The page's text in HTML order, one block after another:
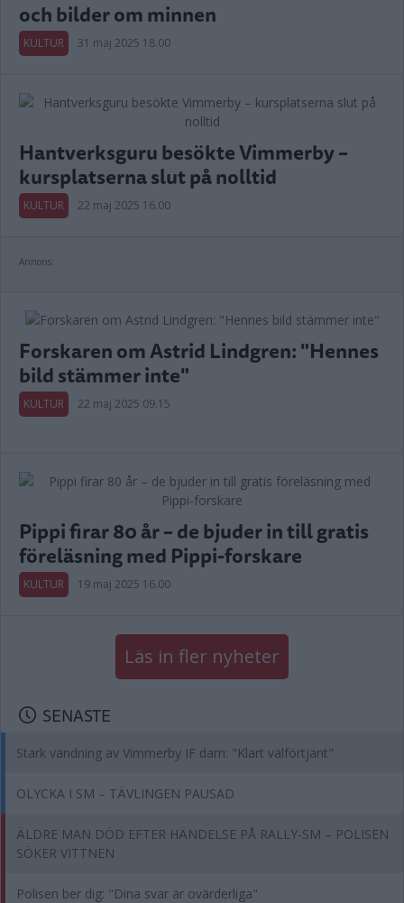
och bilder om minnen
KULTUR 31 maj 2025 18.00
Hantverksguru besökte Vimmerby –
kursplatserna slut på nolltid
KULTUR 22 maj 2025 16.00
Annons:
Forskaren om Astrid Lindgren: "Hennes
bild stämmer inte"
KULTUR 22 maj 2025 09.15
Pippi firar 80 år – de bjuder in till gratis
föreläsning med Pippi-forskare
KULTUR 19 maj 2025 16.00
Läs in fler nyheter
SENASTE
Stark vändning av Vimmerby IF dam: "Klart välförtjänt"
OLYCKA I SM – TÄVLINGEN PAUSAD
ÄLDRE MAN DÖD EFTER HÄNDELSE PÅ RALLY-SM – POLISEN
SÖKER VITTNEN
Polisen ber dig: "Dina svar är ovärderliga"